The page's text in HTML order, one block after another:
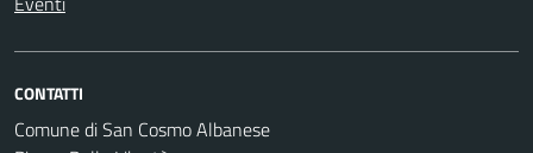
CONTATTI
Comune di San Cosmo Albanese